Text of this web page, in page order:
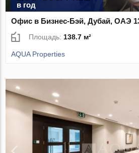
в год
Офис в Бизнес-Бэй, Дубай, ОАЭ
Площадь: 138.7 м²
AQUA Properties